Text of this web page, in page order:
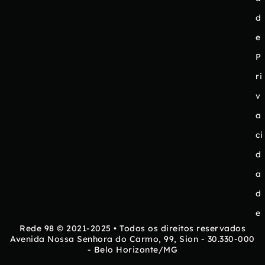
d
e
P
ri
v
a
ci
d
a
d
e
Rede 98 © 2021-2025 • Todos os direitos reservados
Avenida Nossa Senhora do Carmo, 99, Sion - 30.330-000
- Belo Horizonte/MG